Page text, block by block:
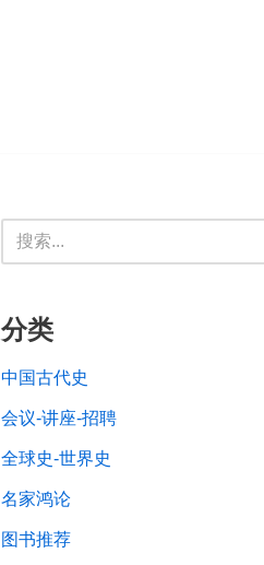
分类
中国古代史
会议-讲座-招聘
全球史-世界史
名家鸿论
图书推荐